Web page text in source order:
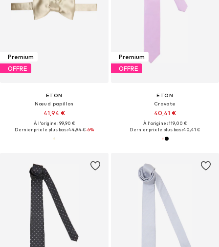
Premium
OFFRE
ETON
Nœud papillon
41,94 €
À l'origine : 99,90 €
Dernier prix le plus bas :44,94 €-6%
Premium
OFFRE
ETON
Cravate
40,41 €
À l'origine : 119,00 €
Dernier prix le plus bas :40,41 €